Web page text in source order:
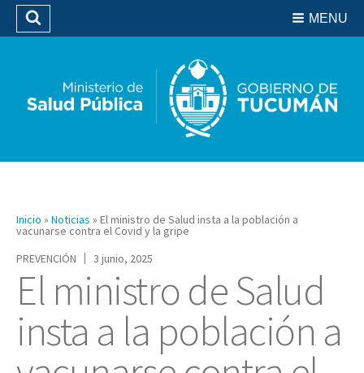
Biblioteca
MENU
Buscar
Inicio » Noticias » El ministro de Salud insta a la población a
vacunarse contra el Covid y la gripe
PREVENCIÓN
3 junio, 2025
El ministro de Salud
insta a la población a